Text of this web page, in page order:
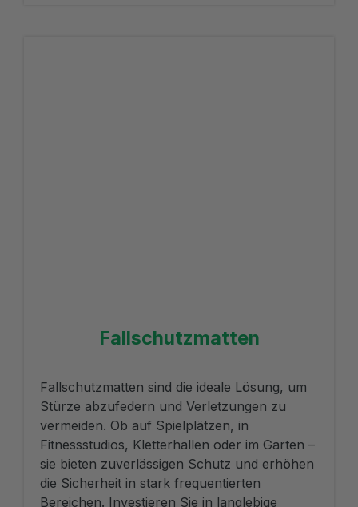
Fallschutzmatten
Fallschutzmatten sind die ideale Lösung, um
Stürze abzufedern und Verletzungen zu
vermeiden. Ob auf Spielplätzen, in
Fitnessstudios, Kletterhallen oder im Garten –
sie bieten zuverlässigen Schutz und erhöhen
die Sicherheit in stark frequentierten
Bereichen. Investieren Sie in langlebige